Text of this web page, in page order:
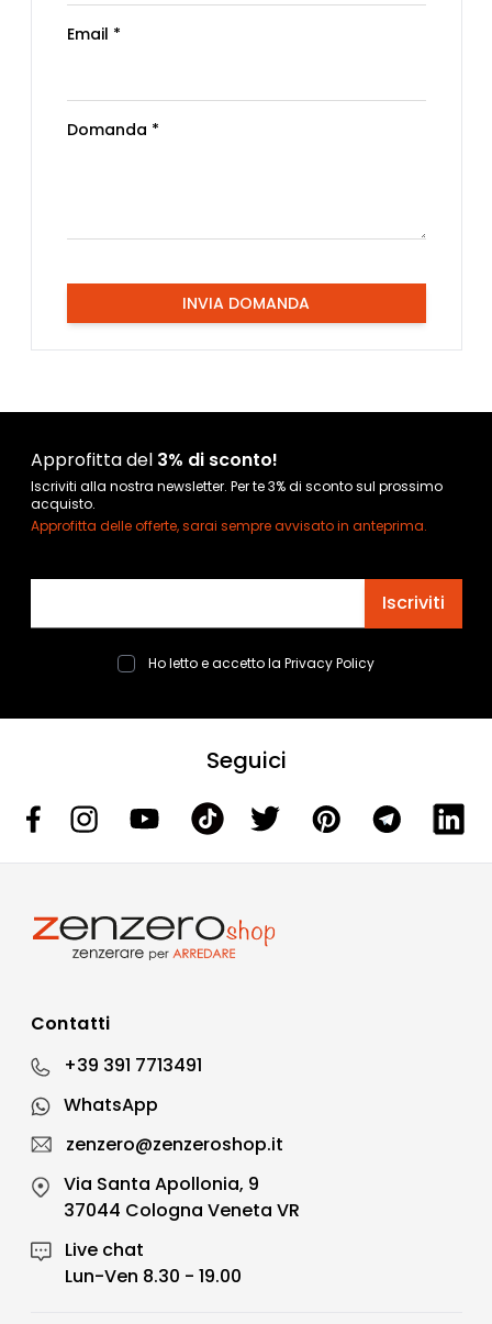
Email *
Domanda *
INVIA DOMANDA
Approfitta del 3% di sconto!
Iscriviti alla nostra newsletter. Per te 3% di sconto sul prossimo
acquisto.
Approfitta delle offerte, sarai sempre avvisato in anteprima.
Iscriviti
Ho letto e accetto la Privacy Policy
Seguici
Contatti
+39 391 7713491
WhatsApp
zenzero@zenzeroshop.it
Via Santa Apollonia, 9
37044 Cologna Veneta VR
Live chat
Lun-Ven 8.30 - 19.00